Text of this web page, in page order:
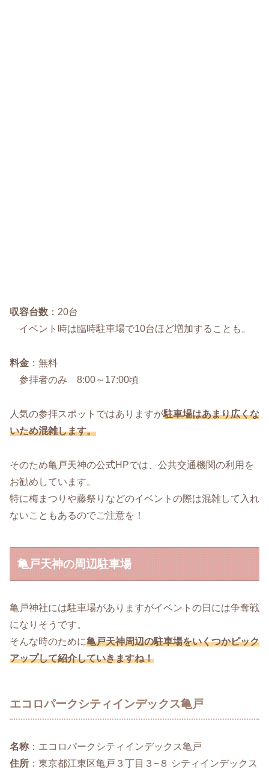
収容台数 ：20台
イベント時は臨時駐車場で10台ほど増加することも。
料金 ：無料
参拝者のみ 8:00～17:00頃
人気の参拝スポットではありますが駐車場はあまり広くな
いため混雑します。
そのため亀戸天神の公式HPでは、公共交通機関の利用を
お勧めしています。
特に梅まつりや藤祭りなどのイベントの際は混雑して入れ
ないこともあるのでご注意を！
亀戸天神の周辺駐車場
亀戸神社には駐車場がありますがイベントの日には争奪戦
になりそうです。
そんな時のために亀戸天神周辺の駐車場をいくつかピック
アップして紹介していきますね！
エコロパークシティインデックス亀戸
名称 ：エコロパークシティインデックス亀戸
住所 ：東京都江東区亀戸３丁目３−８ シティインデックス